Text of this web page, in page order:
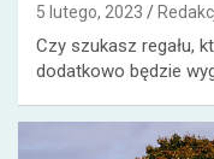
5 lutego, 2023
Czy szukasz regału,
dodatkowo będzie